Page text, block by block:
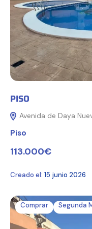
PISO
Avenida de Daya
Piso
113.000€
Creado el: 15 junio 2026
Comprar Segunda